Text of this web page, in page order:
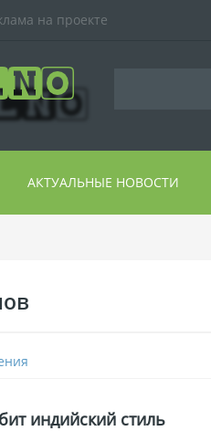
на проекте
АКТУАЛЬНЫЕ НОВОСТИ
индийский стиль